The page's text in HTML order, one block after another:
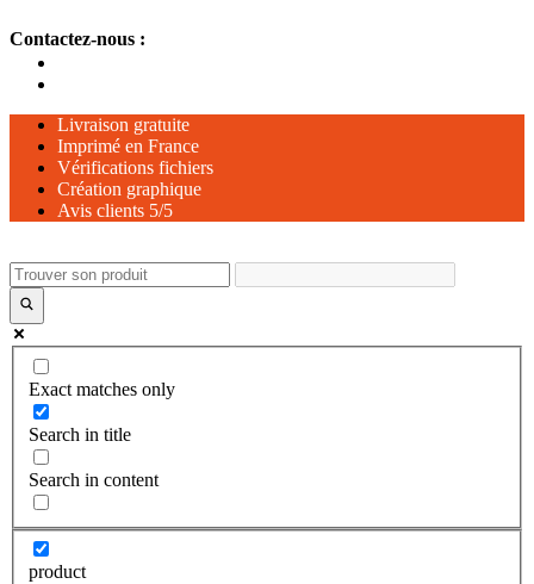
au
contenu
Contactez-nous :
Livraison gratuite
Imprimé en France
Vérifications fichiers
Création graphique
Avis clients 5/5
Exact matches only
Search in title
Search in content
product